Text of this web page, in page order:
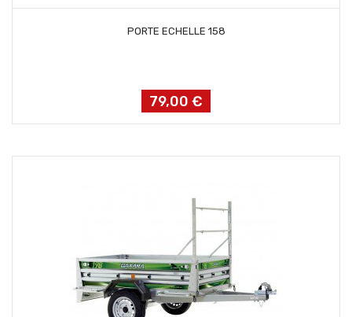
PORTE ECHELLE 158
Prix
79,00 €